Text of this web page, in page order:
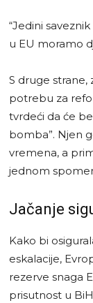
“Jedini
u EU moramo
S druge strane,
potrebu za
tvrdeći da će
bomba”. Njen
vremena, a
jednom
Jačanje
Kako bi
eskalacije,
rezerve snaga
prisutnost u